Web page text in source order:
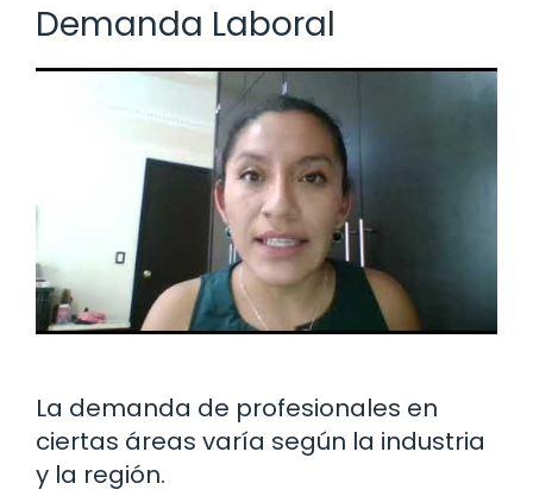
Demanda Laboral
La demanda de profesionales en
ciertas áreas varía según la industria
y la región.